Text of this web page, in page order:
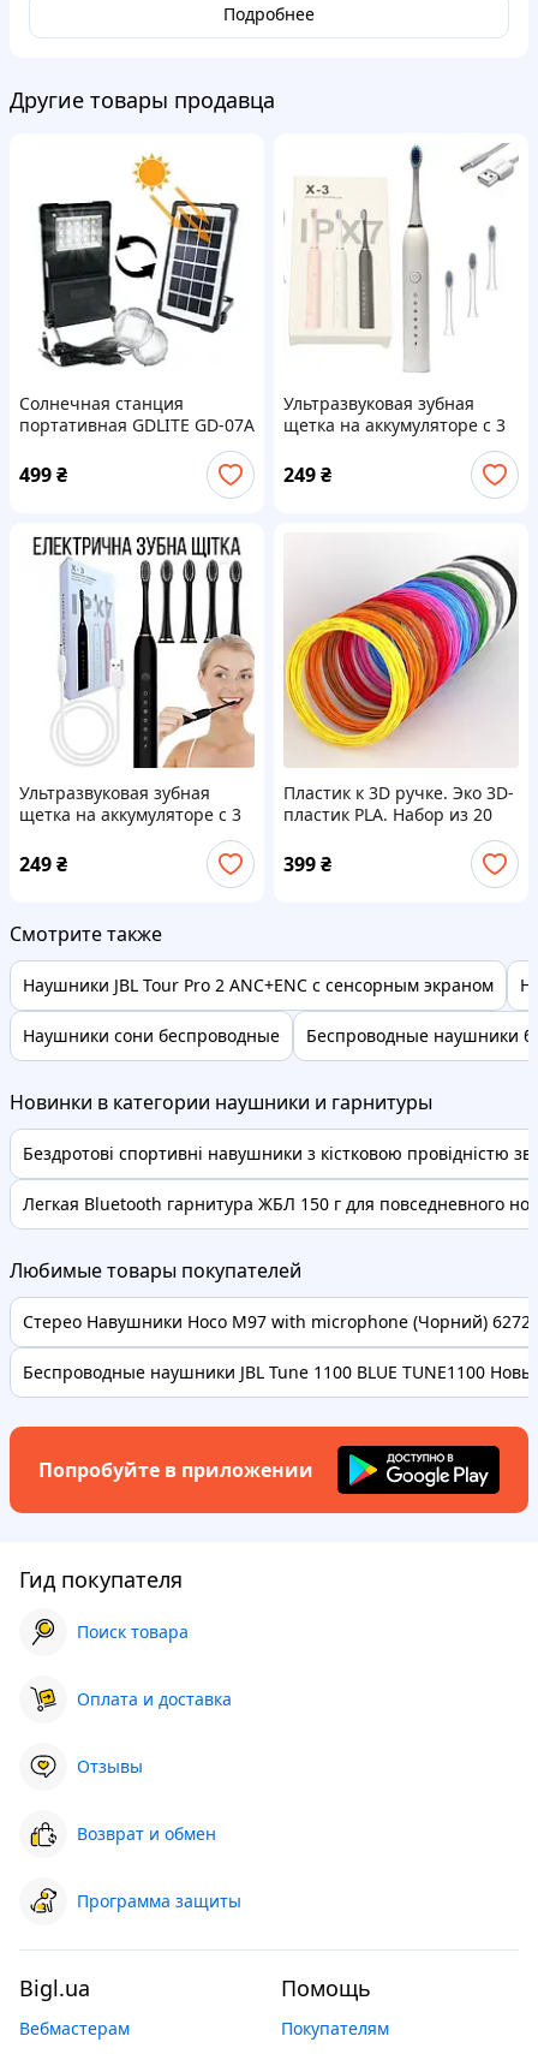
Подробнее
Другие товары продавца
Солнечная станция
портативная GDLITE GD-07А
функцией Power Bank
499₴
Ультразвуковая зубная
щетка на аккумуляторе с 3
насадками и USB зарядкой
White
249₴
Ультразвуковая зубная
щетка на аккумуляторе с 3
насадками и USB зарядкой
Black
249₴
Пластик к 3D ручке. Эко 3D-
пластик PLA. Набор из 20
399₴
Смотрите также
Наушники JBL Tour Pro 2 ANC+ENC с сенсорным экраном
Наушники сони беспроводные Беспроводные наушники
Новинки в категории наушники и гарнитуры
Бездротові спортивні навушники з кістковою провідністю
Легкая Bluetooth гарнитура ЖБЛ 150 г для повседневного
Любимые товары покупателей
Стерео Навушники Hoco M97 with microphone (Чорний)
Беспроводные наушники JBL Tune 1100 BLUE TUNE1100
Попробуйте в приложении
Гид покупателя
Поиск товара
Оплата и доставка
Отзывы
Возврат и обмен
Программа защиты
Bigl.ua
Вебмастерам
Помощь
Покупателям